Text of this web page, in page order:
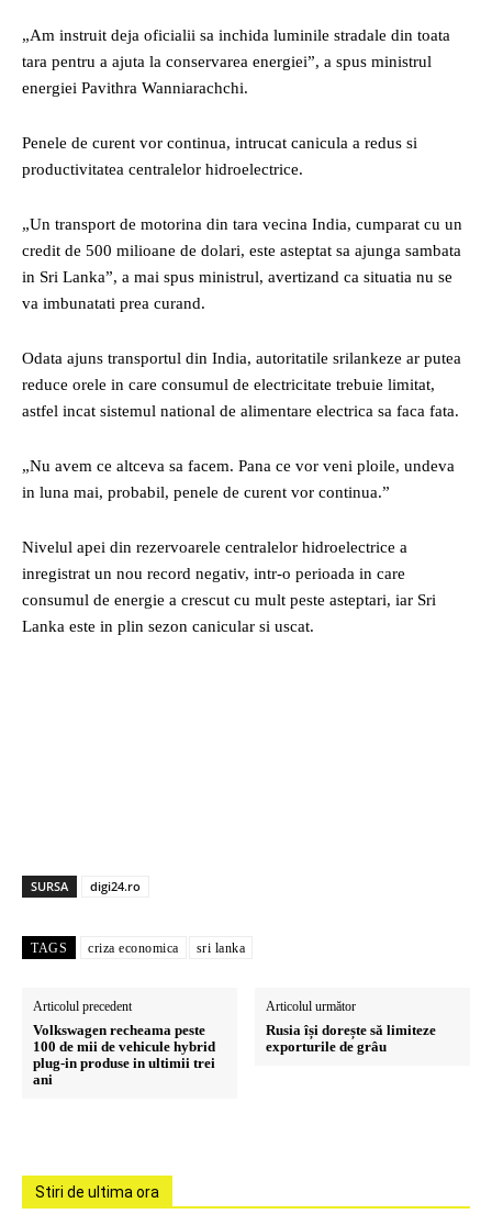
„Am instruit deja oficialii sa inchida luminile stradale din toata
tara pentru a ajuta la conservarea energiei”, a spus ministrul
energiei Pavithra Wanniarachchi.
Penele de curent vor continua, intrucat canicula a redus si
productivitatea centralelor hidroelectrice.
„Un transport de motorina din tara vecina India, cumparat cu un
credit de 500 milioane de dolari, este asteptat sa ajunga sambata
in Sri Lanka”, a mai spus ministrul, avertizand ca situatia nu se
va imbunatati prea curand.
Odata ajuns transportul din India, autoritatile srilankeze ar putea
reduce orele in care consumul de electricitate trebuie limitat,
astfel incat sistemul national de alimentare electrica sa faca fata.
„Nu avem ce altceva sa facem. Pana ce vor veni ploile, undeva
in luna mai, probabil, penele de curent vor continua.”
Nivelul apei din rezervoarele centralelor hidroelectrice a
inregistrat un nou record negativ, intr-o perioada in care
consumul de energie a crescut cu mult peste asteptari, iar Sri
Lanka este in plin sezon canicular si uscat.
SURSA digi24.ro
TAGS criza economica sri lanka
Articolul precedent
Volkswagen recheama peste
100 de mii de vehicule hybrid
plug-in produse in ultimii trei
ani
Articolul următor
Rusia își dorește să limiteze
exporturile de grâu
Stiri de ultima ora